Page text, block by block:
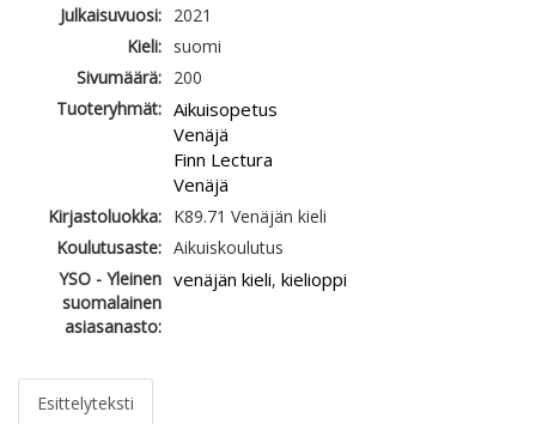
Julkaisuvuosi: 2021
Kieli: suomi
Sivumäärä: 200
Tuoteryhmät: Aikuisopetus
Venäjä
Finn Lectura
Venäjä
Kirjastoluokka: K89.71 Venäjän kieli
Koulutusaste: Aikuiskoulutus
YSO - Yleinen
suomalainen
asiasanasto:
venäjän kieli, kielioppi
Esittelyteksti